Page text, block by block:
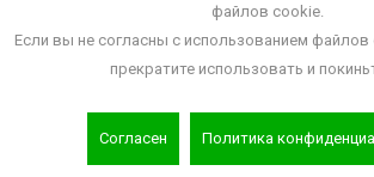
ОБНОВЛЕНИЕ V3.16.1012
12.10.2016
файлов cookie.
Если вы не согласны с использованием
прекратите использовать и
Согласен Политика